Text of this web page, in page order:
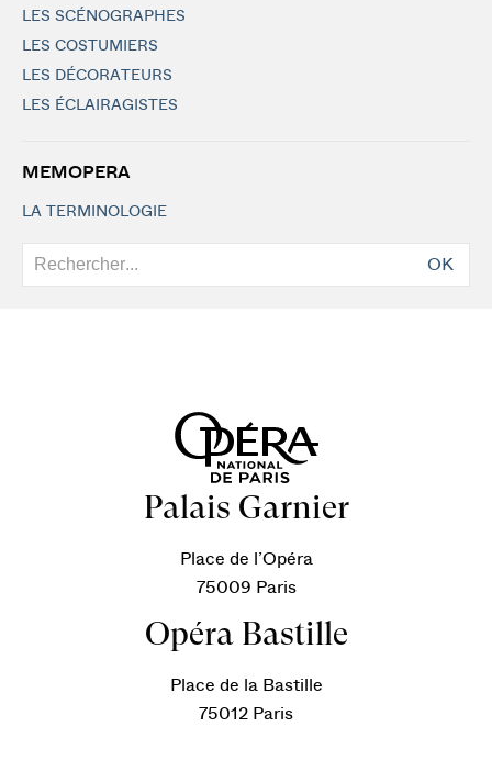
LES SCÉNOGRAPHES
LES COSTUMIERS
LES DÉCORATEURS
LES ÉCLAIRAGISTES
MEMOPERA
LA TERMINOLOGIE
OK
Palais Garnier
Place de l’Opéra
75009 Paris
Opéra Bastille
Place de la Bastille
75012 Paris